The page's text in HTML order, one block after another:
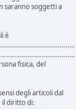
saranno soggetti a
è
fisica, del
degli articoli dal
il diritto di: